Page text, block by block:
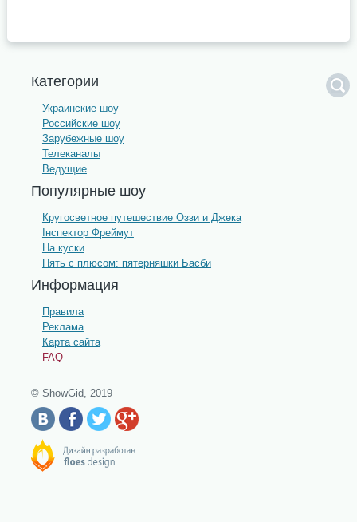
Категории
Украинские шоу
Российские шоу
Зарубежные шоу
Телеканалы
Ведущие
Популярные шоу
Кругосветное путешествие Оззи и Джека
Інспектор Фреймут
На куски
Пять с плюсом: пятерняшки Басби
Информация
Правила
Реклама
Карта сайта
FAQ
© ShowGid, 2019